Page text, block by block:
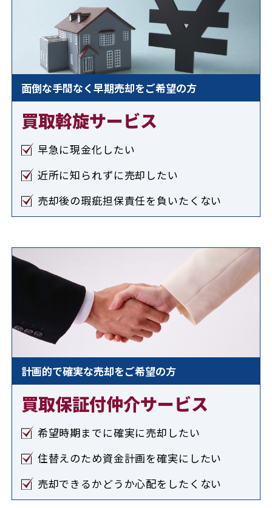
面倒な手間なく早期売却をご希望の方
買取斡旋サービス
早急に現金化したい
近所に知られずに売却したい
売却後の瑕疵担保責任を負いたくない
計画的で確実な売却をご希望の方
買取保証付仲介サービス
希望時期までに確実に売却したい
住替えのため資金計画を確実にしたい
売却できるかどうか心配をしたくない